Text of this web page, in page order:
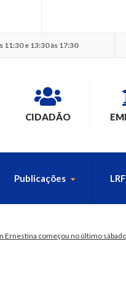
11:30 e 13:30 às 17:30
CIDADÃO
Publicações LRF
Ernestina começou no último